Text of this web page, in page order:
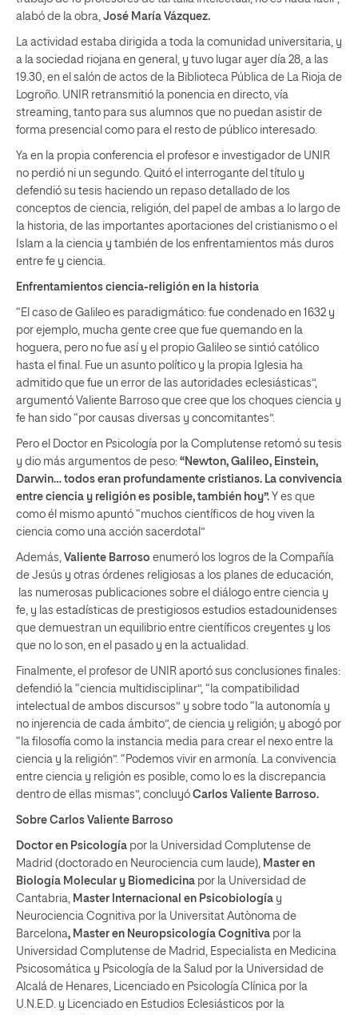
alabó de la obra, José María Vázquez.
La actividad estaba dirigida a toda la comunidad universitaria, y
a la sociedad riojana en general, y tuvo lugar ayer día 28, a las
19.30, en el salón de actos de la Biblioteca Pública de La Rioja de
Logroño. UNIR retransmitió la ponencia en directo, vía
streaming, tanto para sus alumnos que no puedan asistir de
forma presencial como para el resto de público interesado.
Ya en la propia conferencia el profesor e investigador de UNIR
no perdió ni un segundo. Quitó el interrogante del título y
defendió su tesis haciendo un repaso detallado de los
conceptos de ciencia, religión, del papel de ambas a lo largo de
la historia, de las importantes aportaciones del cristianismo o el
Islam a la ciencia y también de los enfrentamientos más duros
entre fe y ciencia.
Enfrentamientos ciencia-religión en la historia
“El caso de Galileo es paradigmático: fue condenado en 1632 y
por ejemplo, mucha gente cree que fue quemando en la
hoguera, pero no fue así y el propio Galileo se sintió católico
hasta el final. Fue un asunto político y la propia Iglesia ha
admitido que fue un error de las autoridades eclesiásticas”,
argumentó Valiente Barroso que cree que los choques ciencia y
fe han sido “por causas diversas y concomitantes”.
Pero el Doctor en Psicología por la Complutense retomó su tesis
y dio más argumentos de peso: “Newton, Galileo, Einstein,
Darwin… todos eran profundamente cristianos. La convivencia
entre ciencia y religión es posible, también hoy”. Y es que
como él mismo apuntó “muchos científicos de hoy viven la
ciencia como una acción sacerdotal”
Además, Valiente Barroso enumeró los logros de la Compañía
de Jesús y otras órdenes religiosas a los planes de educación,
las numerosas publicaciones sobre el diálogo entre ciencia y
fe, y las estadísticas de prestigiosos estudios estadounidenses
que demuestran un equilibrio entre científicos creyentes y los
que no lo son, en el pasado y en la actualidad.
Finalmente, el profesor de UNIR aportó sus conclusiones finales:
defendió la “ciencia multidisciplinar”, “la compatibilidad
intelectual de ambos discursos” y sobre todo “la autonomía y
no injerencia de cada ámbito”, de ciencia y religión; y abogó por
“la filosofía como la instancia media para crear el nexo entre la
ciencia y la religión”. “Podemos vivir en armonía. La convivencia
entre ciencia y religión es posible, como lo es la discrepancia
dentro de ellas mismas”, concluyó Carlos Valiente Barroso.
Sobre Carlos Valiente Barroso
Doctor en Psicología por la Universidad Complutense de
Madrid (doctorado en Neurociencia cum laude), Master en
Biología Molecular y Biomedicina por la Universidad de
Cantabria,
Master Internacional en Psicobiología y
Neurociencia Cognitiva por la Universitat Autònoma de
Barcelona, Master en Neuropsicología Cognitiva por la
Universidad Complutense de Madrid, Especialista en Medicina
Psicosomática y Psicología de la Salud por la Universidad de
Alcalá de Henares, Licenciado en Psicología Clínica por la
U.N.E.D. y Licenciado en Estudios Eclesiásticos por la